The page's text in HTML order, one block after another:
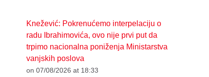
Knežević: Pokrenućemo interpelaciju o
radu Ibrahimovića, ovo nije prvi put da
trpimo nacionalna poniženja Ministarstva
vanjskih poslova
on 07/08/2026 at 18:33